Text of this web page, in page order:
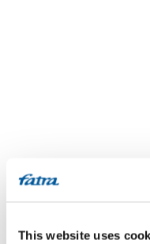
This website uses